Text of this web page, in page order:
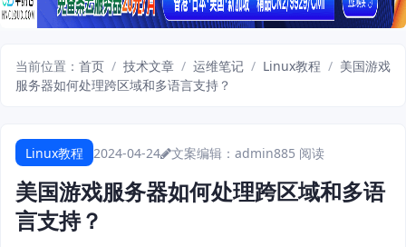
当前位置： 首页 / 技术文章 / 运维笔记 / Linux教程 / 美国游戏
服务器如何处理跨区域和多语言支持？
Linux教程 2024-04-24 文案编辑：admin885 阅读
美国游戏服务器如何处理跨区域和多语
言支持？